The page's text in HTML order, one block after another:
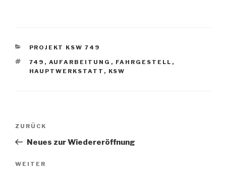
KATEGORIEN
PROJEKT KSW 749
SCHLAGWÖRTER
749 , AUFARBEITUNG , FAHRGESTELL ,
HAUPTWERKSTATT , KSW
Beitragsnavigation
Vorheriger
Beitrag
ZURÜCK
Neues zur Wiedereröffnung
Nächster
WEITER